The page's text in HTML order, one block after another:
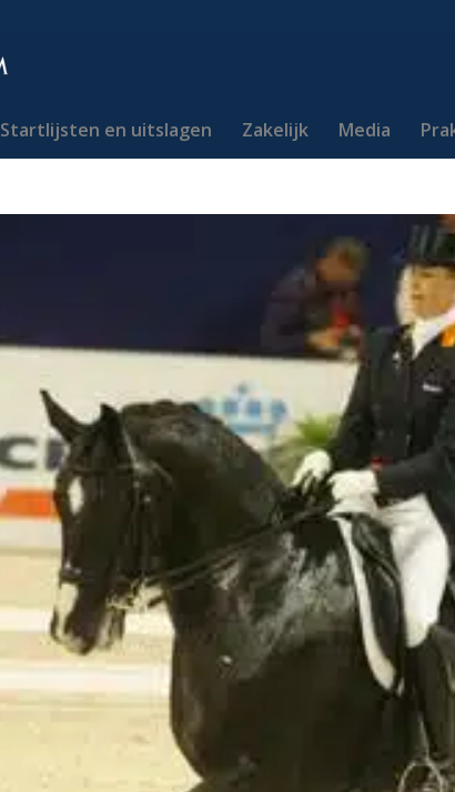
Startlijsten en uitslagen Zakelijk Media